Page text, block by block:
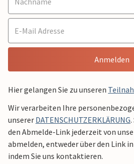
Anmelden
Hier gelangen Sie zu unseren
Wir verarbeiten Ihre
unserer DATENSCHUTZERKLÄRUNG
den Abmelde-Link jederzeit von
abmelden, entweder über den Link
indem Sie uns kontaktieren.